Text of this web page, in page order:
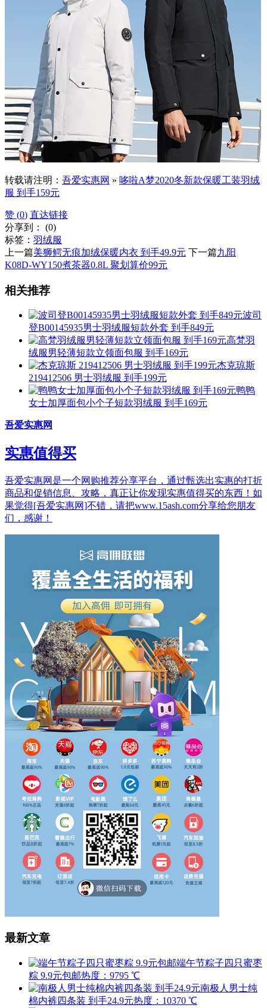
转载请注明： 吾爱实惠网 » 哆啦A梦2020冬新款保暖工装羽绒
服 到手159元
赞 (0) 直达链接
分享到： (0)
标签： 羽绒服
上一篇美狮鳄无痕加绒保暖内衣 到手49.9元 下一篇九阳
K08D-WY150煮茶器0.8L 聚划算价99元
相关推荐
波司
登B00145935男士羽绒服短款外套 到手849元
高梵羽
绒服男轻薄短款立领面包服 到手169元
杰克琼斯
219412506 男士羽绒服 到手199元
鸭鸭
女士加厚面包小个子短款羽绒服 到手169元
吾爱实惠网
实惠值得买
吾爱实惠网是一个网购推荐分享平台，通过甄选出实惠的打折
商品和促销信息、攻略，真正让你发现实惠值得买的东西！如
果觉得[吾爱实惠网]不错，请把www.15ash.com分享给您朋友
们，感谢！
最新文章
端午节粽子四只蜜枣
粽 9.9元包邮热度：9795 ℃
南极人男士纯
棉内裤四条装 到手24.9元热度：10370 ℃